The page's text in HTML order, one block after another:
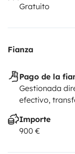
Gratuito
Fianza
Pago de la
Gestionada
efectivo,
Importe
900 €